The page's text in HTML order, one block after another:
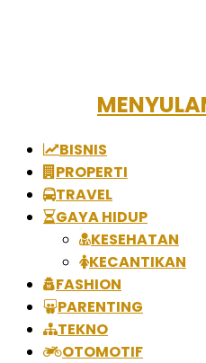
BISNIS
PROPERTI
TRAVEL
GAYA HIDUP
KESEHATAN
KECANTIKAN
FASHION
PARENTING
TEKNO
OTOMOTIF